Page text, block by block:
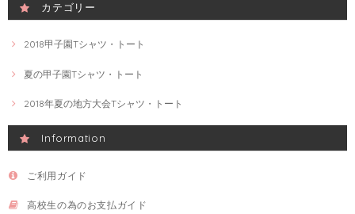
カテゴリー
2018甲子園Tシャツ・トート
夏の甲子園Tシャツ・トート
2018年夏の地方大会Tシャツ・トート
Information
ご利用ガイド
高校生の為のお支払ガイド